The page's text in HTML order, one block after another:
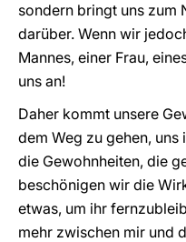
sondern bringt uns zum
darüber. Wenn wir
Mannes, einer Frau,
uns an!
Daher kommt unsere
dem Weg zu gehen, uns
die Gewohnheiten, die
beschönigen wir die
etwas, um ihr
mehr zwischen mir und